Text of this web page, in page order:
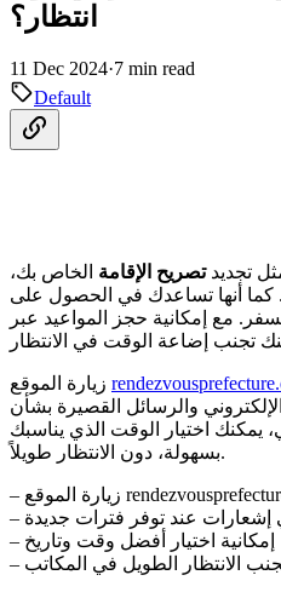
انتظار؟
11 Dec 2024·7 min read
Default
تجديدتصريح الإقامة الخاص بك،
أنها تساعدك في الحصول على
مع إمكانية حجز المواعيد عبر
والرسائل القصيرة بشأن
يمكنك اختيار الوقت الذي يناسبك
بسهولة، دون الانتظار طويلاً.
إشعارات عند توفر فترات جديدة
– إمكانية اختيار أفضل وقت وتاريخ
تجنب الانتظار الطويل في المكاتب